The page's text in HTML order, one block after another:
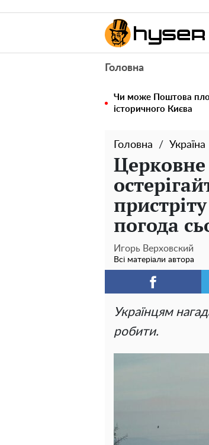
Головна
Чи може Поштова
історичного Києва
Головна Україна
Церковне
погода
Игорь Верховский
Всі матеріали автора
Українцям
робити.